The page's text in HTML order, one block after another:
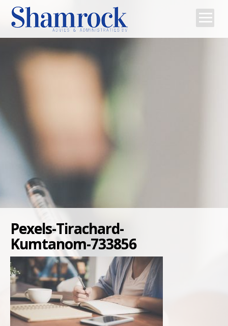
Home
Tips
Contact
Pexels-Tirachard-
Kumtanom-733856